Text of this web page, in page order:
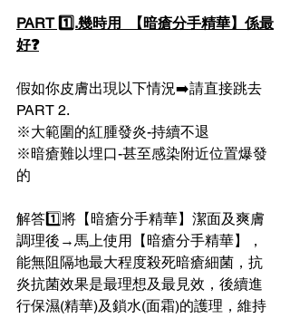
PART 1️⃣.幾時用  【暗瘡分手精華】係最
好❓️
假如你皮膚出現以下情況➡️請直接跳去
PART 2.
※大範圍的紅腫發炎-持續不退
※暗瘡難以埋口-甚至感染附近位置爆發
的
解答1️⃣將【暗瘡分手精華】潔面及爽膚
調理後→馬上使用【暗瘡分手精華】，
能無阻隔地最大程度殺死暗瘡細菌，抗
炎抗菌效果是最理想及最見效，後續進
行保濕(精華)及鎖水(面霜)的護理，維持